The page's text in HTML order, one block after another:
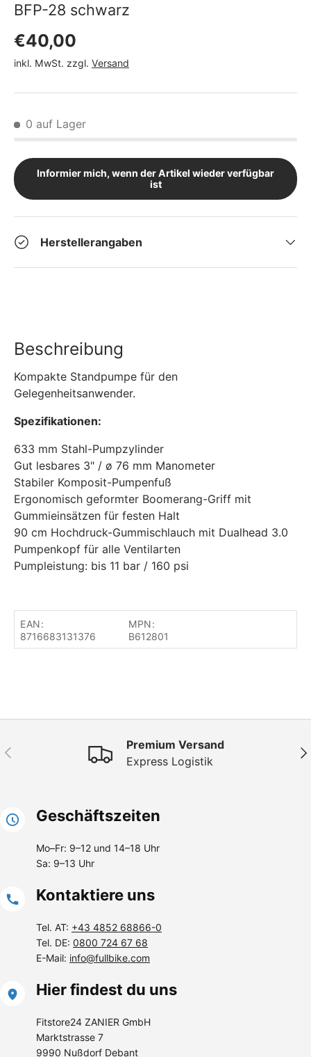
BFP-28 schwarz
Normaler Preis
€40,00
inkl. MwSt. zzgl. Versand
0 auf Lager
Informier mich, wenn der Artikel wieder verfügbar
ist
Herstellerangaben
Beschreibung
Kompakte Standpumpe für den
Gelegenheitsanwender.
Spezifikationen:
633 mm Stahl-Pumpzylinder
Gut lesbares 3" / ø 76 mm Manometer
Stabiler Komposit-Pumpenfuß
Ergonomisch geformter Boomerang-Griff mit
Gummieinsätzen für festen Halt
90 cm Hochdruck-Gummischlauch mit Dualhead 3.0
Pumpenkopf für alle Ventilarten
Pumpleistung: bis 11 bar / 160 psi
EAN:
8716683131376
MPN:
B612801
Vorherige
Premium Versand
Express Logistik
Geschäftszeiten
Mo–Fr: 9–12 und 14–18 Uhr
Sa: 9–13 Uhr
Kontaktiere uns
Tel. AT: +43 4852 68866-0
Tel. DE: 0800 724 67 68
E-Mail: info@fullbike.com
Hier findest du uns
Fitstore24 ZANIER GmbH
Marktstrasse 7
9990 Nußdorf Debant